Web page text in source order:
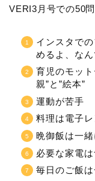
VERI3月号での50
インスタで
めるよ、な
育児のモッ
親”と”絵本”
運動が苦手
料理は電子
晩御飯は一
必要な家電
毎日のご飯